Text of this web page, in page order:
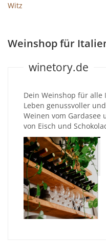
Witz
Weinshop für
winetory.de
Dein Weinshop für alle
Leben genussvoller
Weinen vom Gardasee
von Eisch und